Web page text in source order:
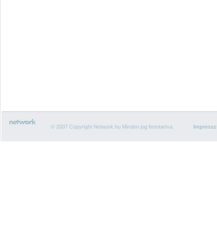
© 2007 Copyright Network.hu Minden jog fenntartva.